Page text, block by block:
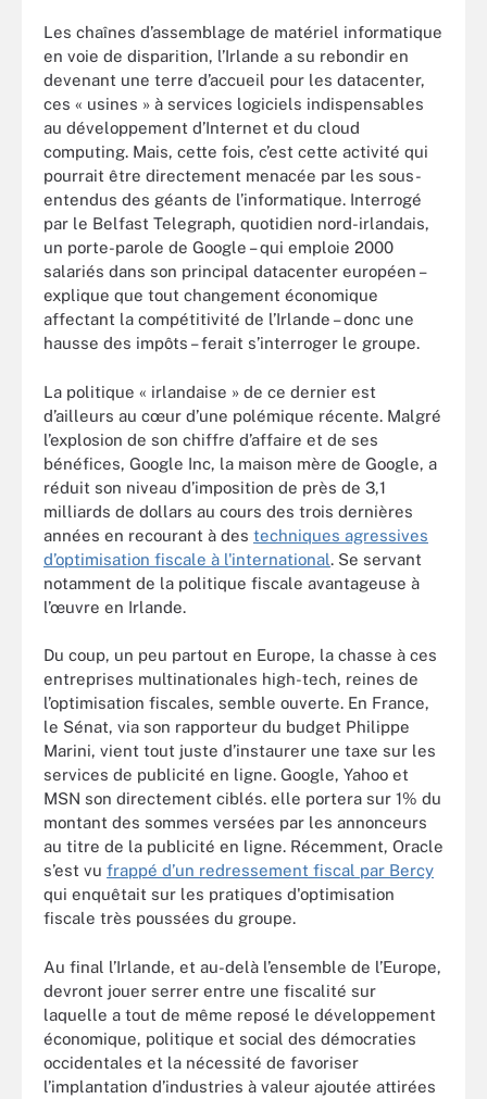
Les chaînes d’assemblage de matériel informatique
en voie de disparition, l’Irlande a su rebondir en
devenant une terre d’accueil pour les datacenter,
ces « usines » à services logiciels indispensables
au développement d’Internet et du cloud
computing. Mais, cette fois, c’est cette activité qui
pourrait être directement menacée par les sous-
entendus des géants de l’informatique. Interrogé
par le Belfast Telegraph, quotidien nord-irlandais,
un porte-parole de Google – qui emploie 2000
salariés dans son principal datacenter européen –
explique que tout changement économique
affectant la compétitivité de l’Irlande – donc une
hausse des impôts – ferait s’interroger le groupe.
La politique « irlandaise » de ce dernier est
d’ailleurs au cœur d’une polémique récente. Malgré
l’explosion de son chiffre d’affaire et de ses
bénéfices, Google Inc, la maison mère de Google, a
réduit son niveau d’imposition de près de 3,1
milliards de dollars au cours des trois dernières
années en recourant à des techniques agressives
d’optimisation fiscale à l'international. Se servant
notamment de la politique fiscale avantageuse à
l’œuvre en Irlande.
Du coup, un peu partout en Europe, la chasse à ces
entreprises multinationales high-tech, reines de
l’optimisation fiscales, semble ouverte. En France,
le Sénat, via son rapporteur du budget Philippe
Marini, vient tout juste d’instaurer une taxe sur les
services de publicité en ligne. Google, Yahoo et
MSN son directement ciblés. elle portera sur 1% du
montant des sommes versées par les annonceurs
au titre de la publicité en ligne. Récemment, Oracle
s’est vu frappé d’un redressement fiscal par Bercy
qui enquêtait sur les pratiques d'optimisation
fiscale très poussées du groupe.
Au final l’Irlande, et au-delà l’ensemble de l’Europe,
devront jouer serrer entre une fiscalité sur
laquelle a tout de même reposé le développement
économique, politique et social des démocraties
occidentales et la nécessité de favoriser
l’implantation d’industries à valeur ajoutée attirées